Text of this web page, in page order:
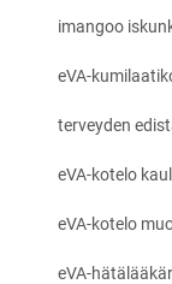
imangoo
eVA-
terveyden
eVA-kotelo
eVA-kotelo
eVA-